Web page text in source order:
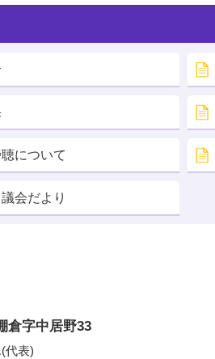
について
会だより
倉字中居野33
(代表)